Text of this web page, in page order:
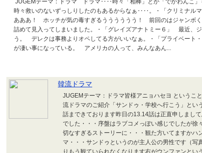
JUGEMテーマ：ドラマ ドラマ‥‥時々「相棒」とか「でかわんこ」
時々救いのないずっしりしたのもあるからなぁ‥‥。・「クリミナル
あああ！ ホッチが気の毒すぎるうううううう！ 前回のはジャンボく
詰めて見入ってしまいました。・「グレイズアナトミー６」 最近、
う。 デレクは事務よりオペしてる方がいいなぁ。・「プライベート
が凄い事になっている。 アメリカの人って、みんなあん...
韓流ドラマ
JUGEMテーマ：ドラマ皆様アニョハセヨ というこ
流ドラマのご紹介「サンドゥ・学校へ行こう」とい
話まできております昨日の13.14話は正直申しまし
でした・・・序盤はラブコメっぽい感じでしたが徐
切なすぎるストーリーに・・・観た方いてますかハ
マ・・・サンドゥというのが主人公の男性です（写
りもう観ていられなくなります右がウンファンとい